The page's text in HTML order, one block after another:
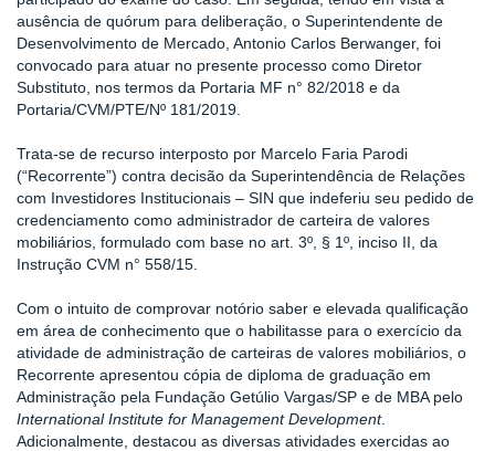
ausência de quórum para deliberação, o Superintendente de
Desenvolvimento de Mercado, Antonio Carlos Berwanger, foi
convocado para atuar no presente processo como Diretor
Substituto, nos termos da Portaria MF n° 82/2018 e da
Portaria/CVM/PTE/Nº 181/2019.
Trata-se de recurso interposto por Marcelo Faria Parodi
(“Recorrente”) contra decisão da Superintendência de Relações
com Investidores Institucionais – SIN que indeferiu seu pedido de
credenciamento como administrador de carteira de valores
mobiliários, formulado com base no art. 3º, § 1º, inciso II, da
Instrução CVM n° 558/15.
Com o intuito de comprovar notório saber e elevada qualificação
em área de conhecimento que o habilitasse para o exercício da
atividade de administração de carteiras de valores mobiliários, o
Recorrente apresentou cópia de diploma de graduação em
Administração pela Fundação Getúlio Vargas/SP e de MBA pelo
International Institute for Management Development.
Adicionalmente, destacou as diversas atividades exercidas ao